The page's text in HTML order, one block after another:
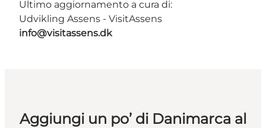
Ultimo aggiornamento a cura di:
Udvikling Assens - VisitAssens
info@visitassens.dk
Aggiungi un po’ di Danimarca al